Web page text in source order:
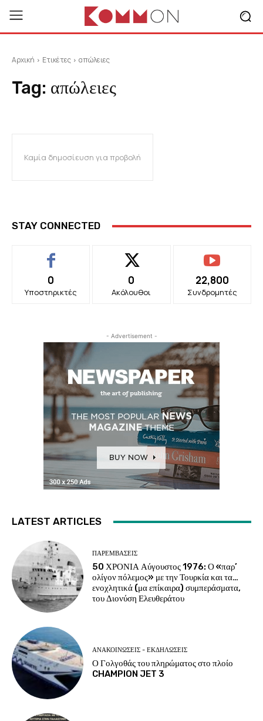
Αρχική Ετικέτες απώλειες
Tag: απώλειες
Καμία δημοσίευση για προβολή
STAY CONNECTED
0
Υποστηρικτές
0
Ακόλουθοι
22,800
Συνδρομητές
- Advertisement -
LATEST ARTICLES
ΠΑΡΕΜΒΑΣΕΙΣ
50 ΧΡΟΝΙΑ Αύγουστος 1976: Ο «παρ’
ολίγον πόλεμος» με την Τουρκία και τα…
ενοχλητικά (μα επίκαιρα) συμπεράσματα,
του Διονύση Ελευθεράτου
ΑΝΑΚΟΙΝΩΣΕΙΣ - ΕΚΔΗΛΩΣΕΙΣ
Ο Γολγοθάς του πληρώματος στο πλοίο
CHAMPION JET 3